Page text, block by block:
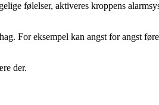
følelser, aktiveres kroppens
For eksempel kan angst for angst
der.